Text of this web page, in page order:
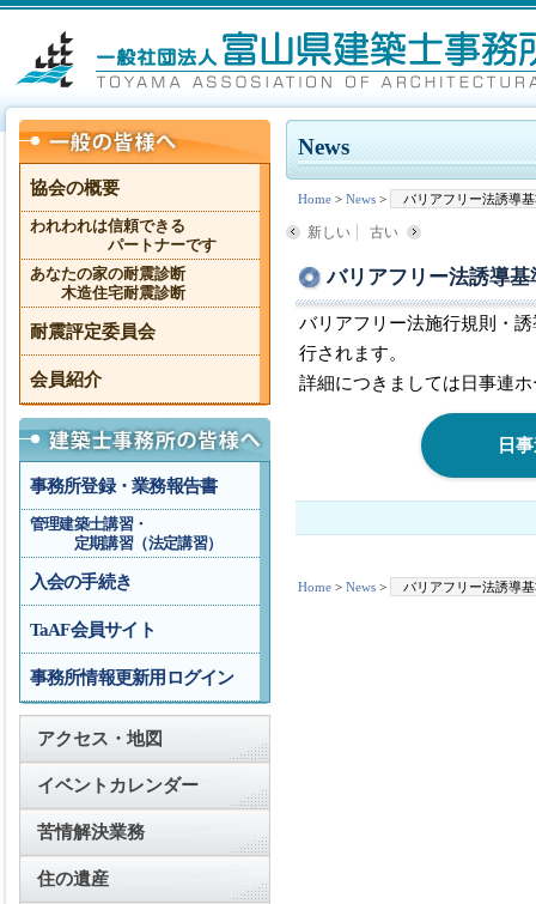
News
Home > News > バリアフリー法誘導
新しい 古い
バリアフリー法誘導
バリアフリー法施行規則・
行されます。
詳細につきましては日事連
日
Home > News > バリアフリー法誘導
協会の概要
われわれは信頼できる
パートナーです
あなたの家の耐震診断
木造住宅耐震診断
耐震評定委員会
会員紹介
事務所登録・業務報告書
管理建築士講習・
定期講習（法定講習）
入会の手続き
TaAF会員サイト
事務所情報更新用ログイン
アクセス・地図
イベントカレンダー
苦情解決業務
住の遺産